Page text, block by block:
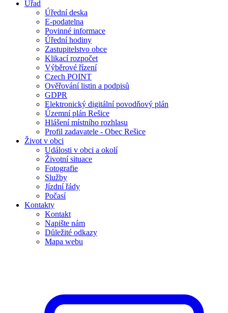
Úřad
Úřední deska
E-podatelna
Povinné informace
Úřední hodiny
Zastupitelstvo obce
Klikací rozpočet
Výběrové řízení
Czech POINT
Ověřování listin a podpisů
GDPR
Elektronický digitální povodňový plán
Územní plán Rešice
Hlášení místního rozhlasu
Profil zadavatele - Obec Rešice
Život v obci
Události v obci a okolí
Životní situace
Fotografie
Služby
Jízdní řády
Počasí
Kontakty
Kontakt
Napište nám
Důležité odkazy
Mapa webu